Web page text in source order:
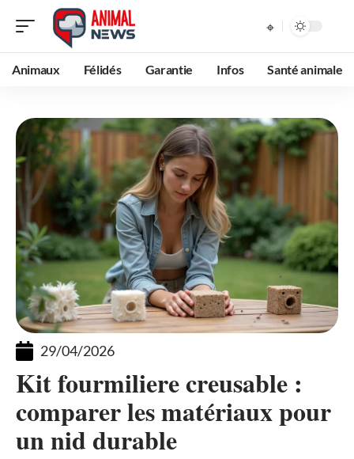
Animaux Félidés Garantie Infos Santé animale
29/04/2026
Kit fourmiliere creusable :
comparer les matériaux pour
un nid durable